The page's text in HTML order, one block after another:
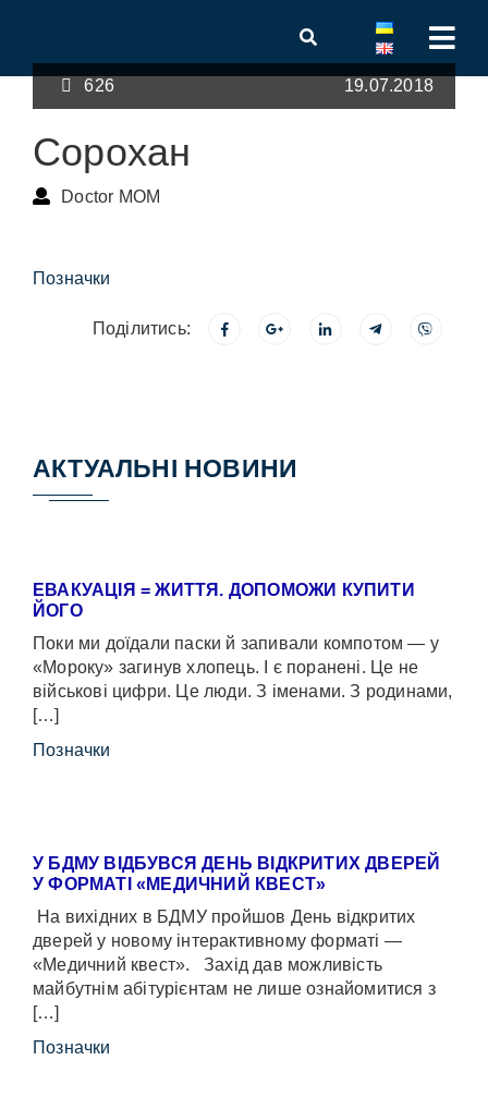
626 19.07.2018
Сорохан
Doctor MOM
Позначки
Поділитись:
АКТУАЛЬНІ НОВИНИ
ЕВАКУАЦІЯ = ЖИТТЯ. ДОПОМОЖИ КУПИТИ
ЙОГО
Поки ми доїдали паски й запивали компотом — у
«Мороку» загинув хлопець. І є поранені. Це не
військові цифри. Це люди. З іменами. З родинами,
[…]
Позначки
У БДМУ ВІДБУВСЯ ДЕНЬ ВІДКРИТИХ ДВЕРЕЙ
У ФОРМАТІ «МЕДИЧНИЙ КВЕСТ»
На вихідних в БДМУ пройшов День відкритих
дверей у новому інтерактивному форматі —
«Медичний квест». Захід дав можливість
майбутнім абітурієнтам не лише ознайомитися з
[…]
Позначки